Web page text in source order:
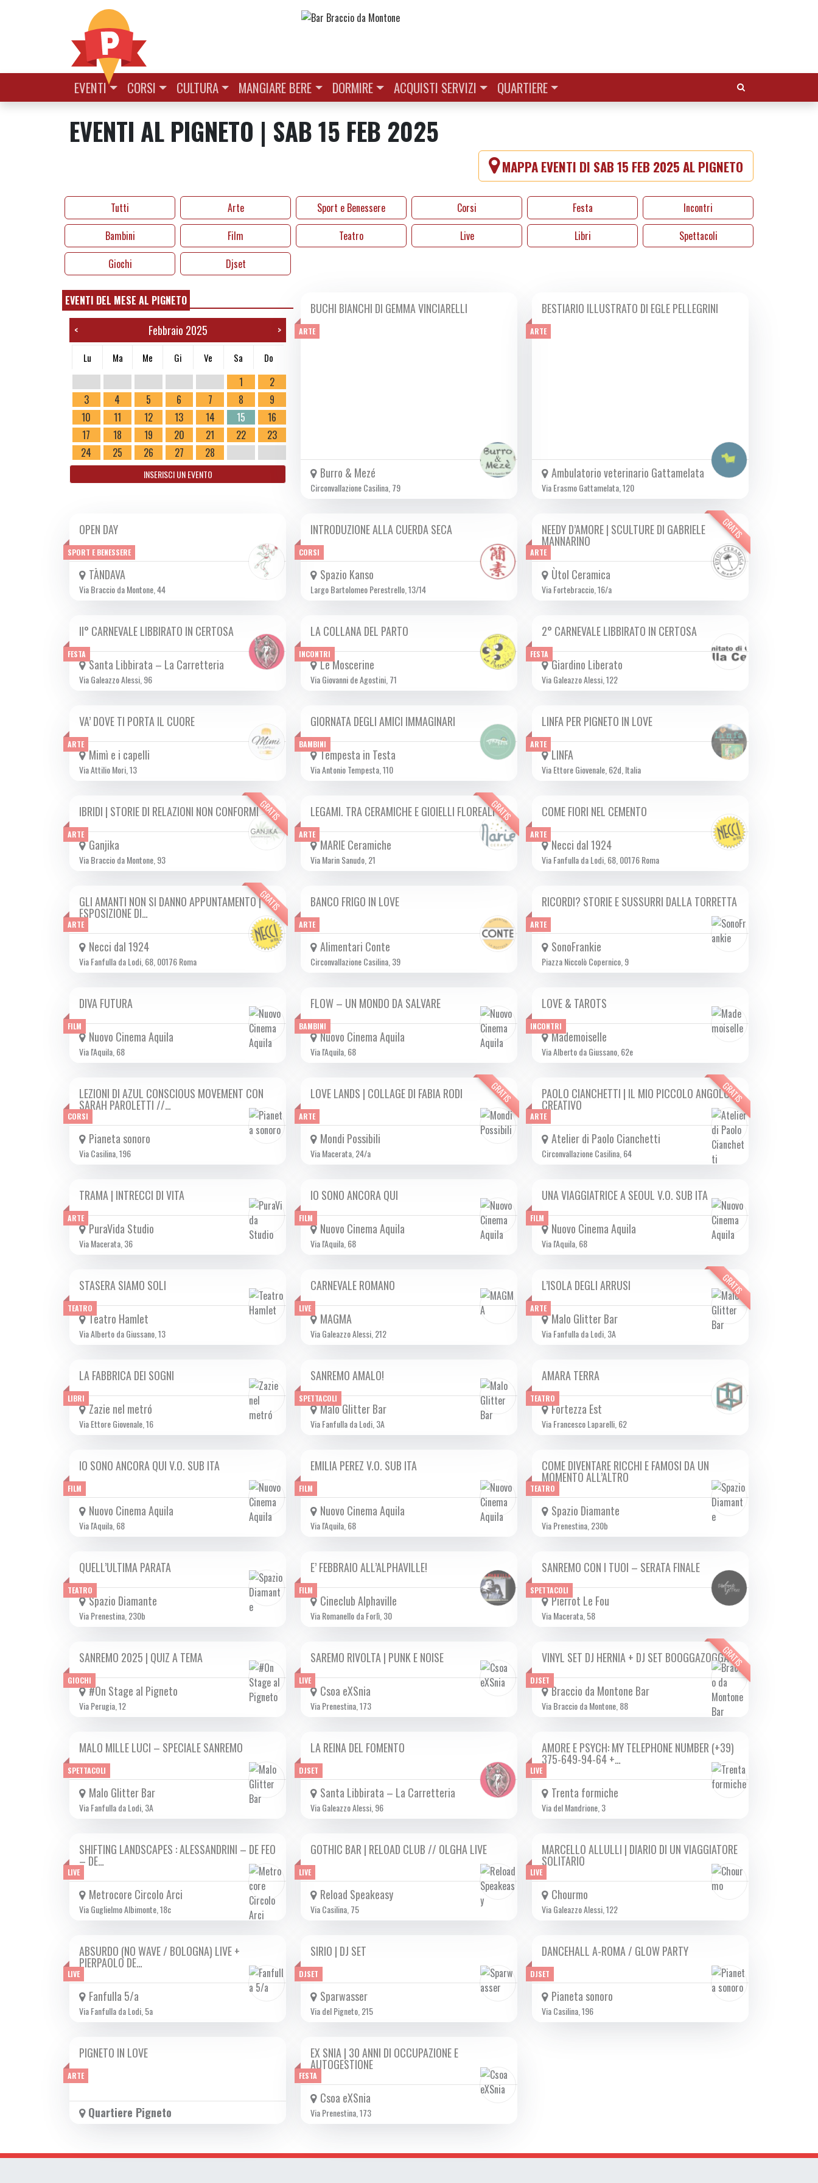
EVENTI CORSI CULTURA MANGIARE BERE DORMIRE ACQUISTI SERVIZI QUARTIERE Cerca:
EVENTI AL PIGNETO | SAB 15 FEB 2025
MAPPA EVENTI DI SAB 15 FEB 2025 AL PIGNETO
Tutti Arte Sport e Benessere Corsi Festa
Incontri
Bambini
Film Teatro Live Libri
Spettacoli
Giochi
Djset
EVENTI DEL MESE AL PIGNETO
< Febbraio 2025 >
Lu Ma Me Gi Ve Sa Do
1
2
3
4 5 6 7 8
9
10
11 12 13 14 15
16
17
18 19 20 21 22
23
24
25 26 27 28
INSERISCI UN EVENTO
ARTE
DA VEN 14/02 A DOM 16/02 2025
BUCHI BIANCHI DI GEMMA VINCIARELLI
Burro & Mezé
Circonvallazione Casilina, 79
ARTE
DA VEN 14/02 A VEN 28/02 2025
BESTIARIO ILLUSTRATO DI EGLE PELLEGRINI
Ambulatorio veterinario Gattamelata
Via Erasmo Gattamelata, 120
SPORT E BENESSERE
SAB 15/02 2025
OPEN DAY
TĀNDAVA
Via Braccio da Montone, 44
CORSI
SAB 15/02 2025
INTRODUZIONE ALLA CUERDA SECA
Spazio Kanso
Largo Bartolomeo Perestrello, 13/14
ARTE
GRATIS
DA VEN 14/02 A VEN 28/02 2025
NEEDY D’AMORE | SCULTURE DI GABRIELE
MANNARINO
Ùtol Ceramica
Via Fortebraccio, 16/a
FESTA
DA MER 12/02 A SAB 22/02 2025
II° CARNEVALE LIBBIRATO IN CERTOSA
Santa Libbirata – La Carretteria
Via Galeazzo Alessi, 96
INCONTRI
SAB 15/02 2025
LA COLLANA DEL PARTO
Le Moscerine
Via Giovanni de Agostini, 71
FESTA
GIO 27/02 2025
2° CARNEVALE LIBBIRATO IN CERTOSA
Giardino Liberato
Via Galeazzo Alessi, 122
ARTE
DA VEN 14/02 A DOM 16/02 2025
VA’ DOVE TI PORTA IL CUORE
Mimì e i capelli
Via Attilio Mori, 13
BAMBINI
SAB 15/02 2025
GIORNATA DEGLI AMICI IMMAGINARI
Tempesta in Testa
Via Antonio Tempesta, 110
ARTE
DA VEN 14/02 A SAB 15/02 2025
LINFA PER PIGNETO IN LOVE
LINFA
Via Ettore Giovenale, 62d, Italia
ARTE
GRATIS
DA GIO 13/02 A SAB 15/02 2025
IBRIDI | STORIE DI RELAZIONI NON CONFORMI
Ganjika
Via Braccio da Montone, 93
ARTE
GRATIS
DA VEN 14/02 A DOM 16/02 2025
LEGAMI. TRA CERAMICHE E GIOIELLI FLOREALI
MARIE Ceramiche
Via Marin Sanudo, 21
ARTE
DA VEN 14/02 A DOM 16/02 2025
COME FIORI NEL CEMENTO
Necci dal 1924
Via Fanfulla da Lodi, 68, 00176 Roma
ARTE
GRATIS
DA VEN 14/02 A DOM 16/02 2025
GLI AMANTI NON SI DANNO APPUNTAMENTO |
ESPOSIZIONE DI…
Necci dal 1924
Via Fanfulla da Lodi, 68, 00176 Roma
ARTE
SAB 15/02 2025
BANCO FRIGO IN LOVE
Alimentari Conte
Circonvallazione Casilina, 39
ARTE
DA VEN 14/02 A DOM 16/02 2025
RICORDI? STORIE E SUSSURRI DALLA TORRETTA
SonoFrankie
Piazza Niccolò Copernico, 9
FILM
DA GIO 06/02 A MER 19/02 2025
DIVA FUTURA
Nuovo Cinema Aquila
Via l'Aquila, 68
BAMBINI
DA GIO 12/12 A MER 12/03 2025
FLOW – UN MONDO DA SALVARE
Nuovo Cinema Aquila
Via l'Aquila, 68
INCONTRI
SAB 15/02 2025
LOVE & TAROTS
Mademoiselle
Via Alberto da Giussano, 62e
CORSI
DA SAB 01/02 A SAB 15/02 2025
LEZIONI DI AZUL CONSCIOUS MOVEMENT CON
SARAH PAROLETTI //…
Pianeta sonoro
Via Casilina, 196
ARTE
GRATIS
DA VEN 14/02 A DOM 16/02 2025
LOVE LANDS | COLLAGE DI FABIA RODI
Mondi Possibili
Via Macerata, 24/a
ARTE
GRATIS
SAB 15/02 2025
PAOLO CIANCHETTI | IL MIO PICCOLO ANGOLO
CREATIVO
Atelier di Paolo Cianchetti
Circonvallazione Casilina, 64
ARTE
DA VEN 14/02 A DOM 16/02 2025
TRAMA | INTRECCI DI VITA
PuraVida Studio
Via Macerata, 36
FILM
DA GIO 30/01 A MER 12/03 2025
IO SONO ANCORA QUI
Nuovo Cinema Aquila
Via l'Aquila, 68
FILM
DA GIO 13/02 A MER 26/02 2025
UNA VIAGGIATRICE A SEOUL V.O. SUB ITA
Nuovo Cinema Aquila
Via l'Aquila, 68
TEATRO
DA VEN 14/02 A DOM 16/02 2025
STASERA SIAMO SOLI
Teatro Hamlet
Via Alberto da Giussano, 13
LIVE
SAB 15/02 2025
CARNEVALE ROMANO
MAGMA
Via Galeazzo Alessi, 212
ARTE
GRATIS
DA VEN 14/02 A DOM 16/02 2025
L’ISOLA DEGLI ARRUSI
Malo Glitter Bar
Via Fanfulla da Lodi, 3A
LIBRI
SAB 15/02 2025
LA FABBRICA DEI SOGNI
Zazie nel metró
Via Ettore Giovenale, 16
SPETTACOLI
DA MAR 11/02 A SAB 15/02 2025
SANREMO AMALO!
Malo Glitter Bar
Via Fanfulla da Lodi, 3A
TEATRO
DA GIO 13/02 A SAB 15/02 2025
AMARA TERRA
Fortezza Est
Via Francesco Laparelli, 62
FILM
DA MAR 28/01 A MER 05/03 2025
IO SONO ANCORA QUI V.O. SUB ITA
Nuovo Cinema Aquila
Via l'Aquila, 68
FILM
DA GIO 09/01 A MER 26/02 2025
EMILIA PEREZ V.O. SUB ITA
Nuovo Cinema Aquila
Via l'Aquila, 68
TEATRO
DA GIO 13/02 A DOM 16/02 2025
COME DIVENTARE RICCHI E FAMOSI DA UN
MOMENTO ALL’ALTRO
Spazio Diamante
Via Prenestina, 230b
TEATRO
DA GIO 13/02 A DOM 16/02 2025
QUELL’ULTIMA PARATA
Spazio Diamante
Via Prenestina, 230b
FILM
DA VEN 31/01 A DOM 23/02 2025
E’ FEBBRAIO ALL’ALPHAVILLE!
Cineclub Alphaville
Via Romanello da Forlì, 30
SPETTACOLI
SAB 15/02 2025
SANREMO CON I TUOI – SERATA FINALE
Pierrot Le Fou
Via Macerata, 58
GIOCHI
DA MAR 11/02 A SAB 15/02 2025
SANREMO 2025 | QUIZ A TEMA
#On Stage al Pigneto
Via Perugia, 12
LIVE
SAB 15/02 2025
SAREMO RIVOLTA | PUNK E NOISE
Csoa eXSnia
Via Prenestina, 173
DJSET
GRATIS
SAB 15/02 2025
VINYL SET DJ HERNIA + DJ SET BOOGGAZOGGA
Braccio da Montone Bar
Via Braccio da Montone, 88
SPETTACOLI
SAB 15/02 2025
MALO MILLE LUCI – SPECIALE SANREMO
Malo Glitter Bar
Via Fanfulla da Lodi, 3A
DJSET
SAB 15/02 2025
LA REINA DEL FOMENTO
Santa Libbirata – La Carretteria
Via Galeazzo Alessi, 96
LIVE
SAB 15/02 2025
AMORE E PSYCH: MY TELEPHONE NUMBER (+39)
375-649-94-64 +…
Trenta formiche
Via del Mandrione, 3
LIVE
SAB 15/02 2025
SHIFTING LANDSCAPES : ALESSANDRINI – DE FEO
– DE…
Metrocore Circolo Arci
Via Guglielmo Albimonte, 18c
LIVE
SAB 15/02 2025
GOTHIC BAR | RELOAD CLUB // OLGHA LIVE
Reload Speakeasy
Via Casilina, 75
LIVE
SAB 15/02 2025
MARCELLO ALLULLI | DIARIO DI UN VIAGGIATORE
SOLITARIO
Chourmo
Via Galeazzo Alessi, 122
LIVE
SAB 15/02 2025
ABSURDO (NO WAVE / BOLOGNA) LIVE +
PIERPAOLO DE…
Fanfulla 5/a
Via Fanfulla da Lodi, 5a
DJSET
SAB 15/02 2025
SIRIO | DJ SET
Sparwasser
Via del Pigneto, 215
DJSET
SAB 15/02 2025
DANCEHALL A-ROMA / GLOW PARTY
Pianeta sonoro
Via Casilina, 196
ARTE
DA VEN 14/02 A VEN 28/02 2025
PIGNETO IN LOVE
Quartiere Pigneto
FESTA
DA MER 12/02 A DOM 16/02 2025
EX SNIA | 30 ANNI DI OCCUPAZIONE E
AUTOGESTIONE
Csoa eXSnia
Via Prenestina, 173